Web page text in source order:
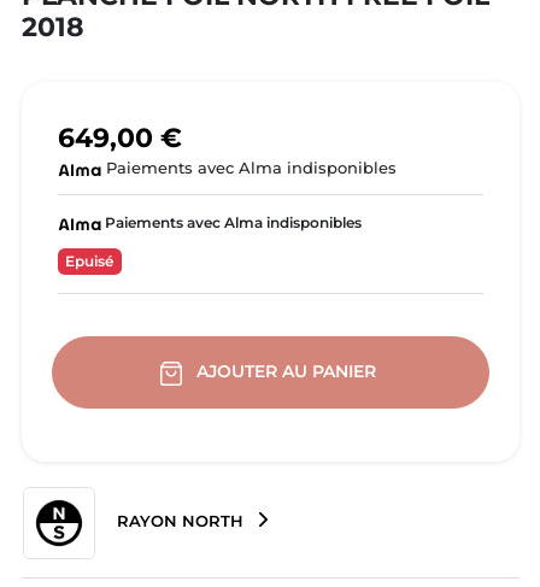
2018
649,00 €
Paiements avec Alma indisponibles
Paiements avec Alma indisponibles
Epuisé
AJOUTER AU PANIER
RAYON NORTH